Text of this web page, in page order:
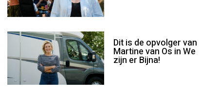
Dit is de opvolger van
Martine van Os in We
zijn er Bijna!